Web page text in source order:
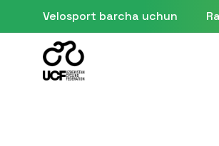
Velosport barcha uchun